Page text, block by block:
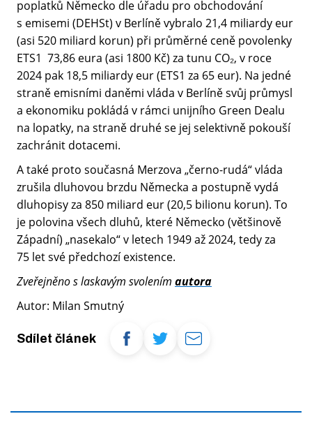
poplatků Německo dle úřadu pro obchodování
s emisemi (DEHSt) v Berlíně vybralo 21,4 miliardy eur
(asi 520 miliard korun) při průměrné ceně povolenky
ETS1 73,86 eura (asi 1800 Kč) za tunu CO₂, v roce
2024 pak 18,5 miliardy eur (ETS1 za 65 eur). Na jedné
straně emisními daněmi vláda v Berlíně svůj průmysl
a ekonomiku pokládá v rámci unijního Green Dealu
na lopatky, na straně druhé se jej selektivně pokouší
zachránit dotacemi.
A také proto současná Merzova „černo-rudá“ vláda
zrušila dluhovou brzdu Německa a postupně vydá
dluhopisy za 850 miliard eur (20,5 bilionu korun). To
je polovina všech dluhů, které Německo (většinově
Západní) „nasekalo“ v letech 1949 až 2024, tedy za
75 let své předchozí existence.
Zveřejněno s laskavým svolením autora
Autor: Milan Smutný
Sdílet článek